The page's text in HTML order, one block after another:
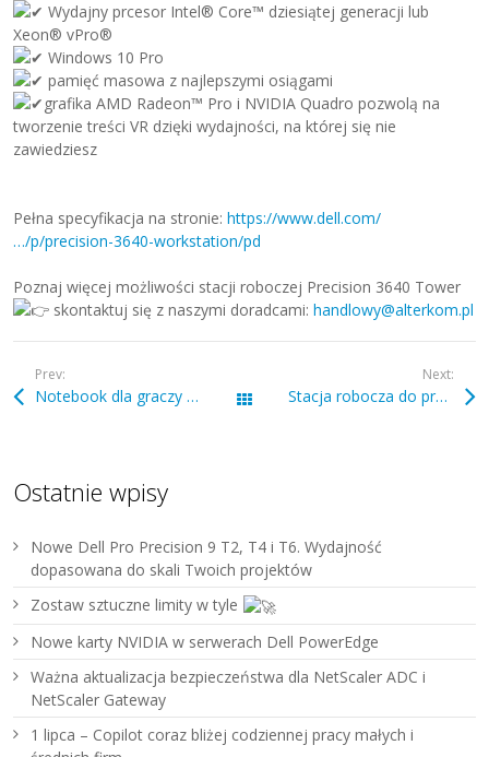
Wydajny prcesor Intel® Core™ dziesiątej generacji lub
Xeon® vPro®
Windows 10 Pro
pamięć masowa z najlepszymi osiągami
grafika AMD Radeon™ Pro i NVIDIA Quadro pozwolą na
tworzenie treści VR dzięki wydajności, na której się nie
zawiedziesz
Pełna specyfikacja na stronie:https://www.dell.com/
…/p/precision-3640-workstation/pd
Poznaj więcej możliwości stacji roboczej Precision 3640 Tower
skontaktuj się z naszymi doradcami:handlowy@alterkom.pl
Prev:
Notebook dla graczy Dell G5 SE 15 Wszystkie wpisy
Next:
Stacja robocza do pracy w wielu zastosowaniach, nawet najbardziej zaawansowanych i wymagających aplikacji.
Ostatnie wpisy
Nowe Dell Pro Precision 9 T2, T4 i T6. Wydajność
dopasowana do skali Twoich projektów
Zostaw sztuczne limity w tyle
Nowe karty NVIDIA w serwerach Dell PowerEdge
Ważna aktualizacja bezpieczeństwa dla NetScaler ADC i
NetScaler Gateway
1 lipca – Copilot coraz bliżej codziennej pracy małych i